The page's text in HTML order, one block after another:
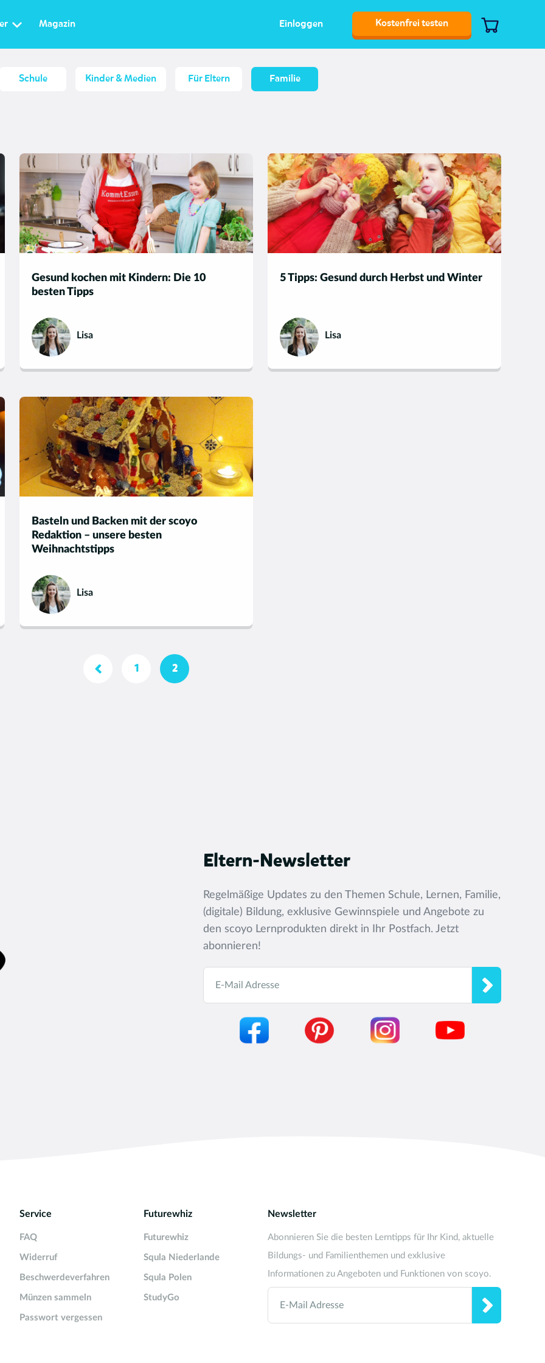
Magazin Einloggen Kostenfrei testen
Schule Kinder & Medien Für Eltern Familie
Gesund kochen mit Kindern: Die 10
besten Tipps
Lisa
5 Tipps: Gesund durch Herbst und Winter
Lisa
Basteln und Backen mit der scoyo
Redaktion – unsere besten
Weihnachtstipps
Lisa
1 2
Eltern-Newsletter
Regelmäßige Updates zu den Themen Schule, Lernen, Familie,
(digitale) Bildung, exklusive Gewinnspiele und Angebote zu
den scoyo Lernprodukten direkt in Ihr Postfach. Jetzt
abonnieren!
E-Mail Adresse
Service
FAQ
Widerruf
Beschwerdeverfahren
Münzen sammeln
Passwort vergessen
Futurewhiz
Futurewhiz
Squla Niederlande
Squla Polen
StudyGo
Newsletter
Abonnieren Sie die besten Lerntipps für Ihr Kind, aktuelle
Bildungs- und Familienthemen und exklusive
Informationen zu Angeboten und Funktionen von scoyo.
E-Mail Adresse